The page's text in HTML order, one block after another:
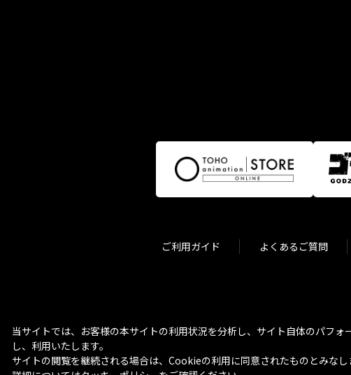
ご利用ガイド よくあるご質問
当サイトでは、お客様の本サイトの利用状況を分析し、サイト自体のパフ
し、利用いたします。
サイトの閲覧を継続される場合は、Cookieの利用に同意されたものとみなし